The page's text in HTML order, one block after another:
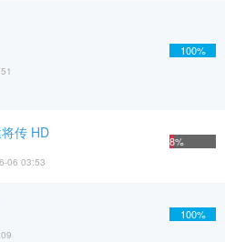
100%
传 HD
06 03:53
8%
100%